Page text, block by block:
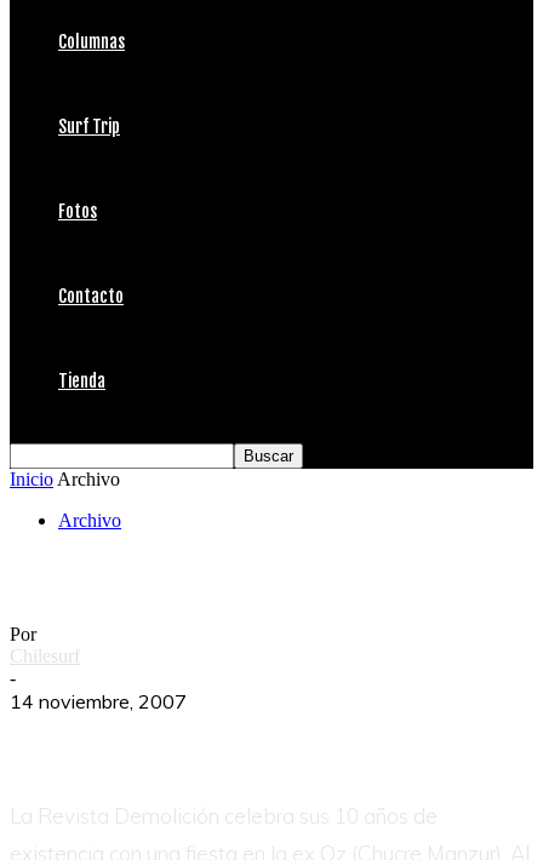
Columnas
Surf Trip
Fotos
Contacto
Tienda
Inicio Archivo
Archivo
Por
Chilesurf
-
14 noviembre, 2007
La Revista Demolición celebra sus 10 años de
existencia con una fiesta en la ex Oz (Chucre Manzur). Al